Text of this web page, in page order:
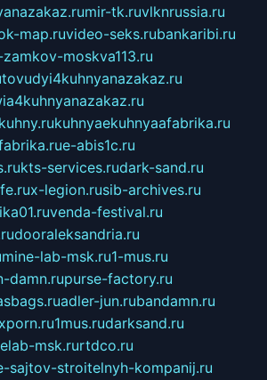
mir-tk.ruvlknrussia.ru
map.ruvideo-seks.rubankaribi.ru
moskva113.ru
tovudyi4kuhnyanazakaz.ru
kuhnyaekuhnyaafabrika.ru
e-abis1c.ru
kts-services.rudark-sand.ru
x-legion.rusib-archives.ru
venda-festival.ru
dooraleksandria.ru
mine-lab-msk.ru1-mus.ru
damn.rupurse-factory.ru
adler-jun.rubandamn.ru
1mus.rudarksand.ru
msk.rurtdco.ru
sajtov-stroitelnyh-kompanij.ru